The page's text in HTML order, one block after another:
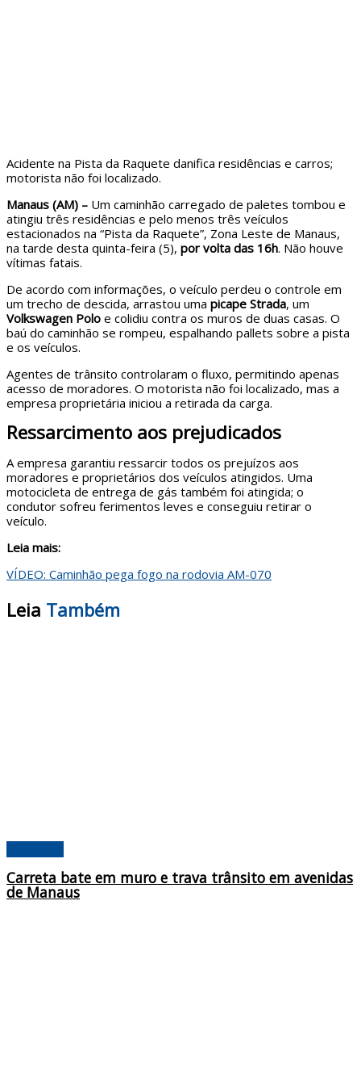
Acidente na Pista da Raquete danifica residências e carros;
motorista não foi localizado.
Manaus (AM) – Um caminhão carregado de paletes tombou e
atingiu três residências e pelo menos três veículos
estacionados na “Pista da Raquete”, Zona Leste de Manaus,
na tarde desta quinta-feira (5), por volta das 16h. Não houve
vítimas fatais.
De acordo com informações, o veículo perdeu o controle em
um trecho de descida, arrastou uma picape Strada, um
Volkswagen Polo e colidiu contra os muros de duas casas. O
baú do caminhão se rompeu, espalhando pallets sobre a pista
e os veículos.
Agentes de trânsito controlaram o fluxo, permitindo apenas
acesso de moradores. O motorista não foi localizado, mas a
empresa proprietária iniciou a retirada da carga.
Ressarcimento aos prejudicados
A empresa garantiu ressarcir todos os prejuízos aos
moradores e proprietários dos veículos atingidos. Uma
motocicleta de entrega de gás também foi atingida; o
condutor sofreu ferimentos leves e conseguiu retirar o
veículo.
Leia mais:
VÍDEO: Caminhão pega fogo na rodovia AM-070
Leia Também
Carreta bate em muro e trava trânsito em avenidas
de Manaus